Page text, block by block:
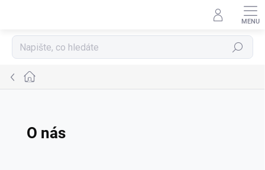
Hledat
Domů
O nás